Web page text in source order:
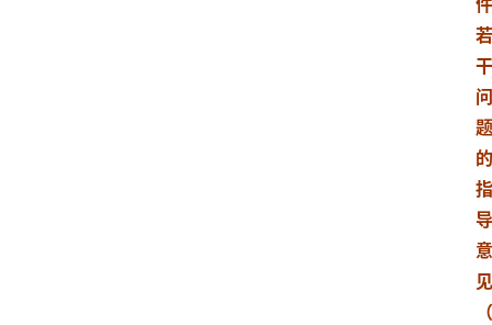
件
若
干
问
题
的
指
导
意
见
（